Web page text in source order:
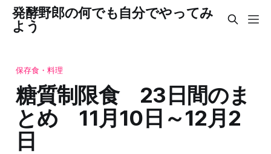
発酵野郎の何でも自分でやってみ
よう
保存食・料理
糖質制限食 23日間のま
とめ 11月10日～12月2
日